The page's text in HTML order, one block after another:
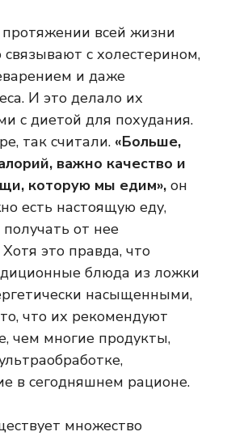
всей жизни
связывают с холестерином,
и даже
И это делало их
с диетой для похудания.
так считали. «Больше,
важно качество и
которую мы едим», он
есть настоящую еду,
от нее
это правда, что
блюда из ложки
насыщенными,
что их рекомендуют
чем многие продукты,
в сегодняшнем рационе.
множество